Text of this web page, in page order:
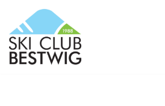
Zum
Inhalt
springen